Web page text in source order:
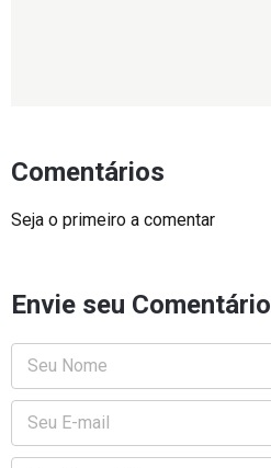
Comentários
Seja o primeiro a comentar
Envie seu Comentário